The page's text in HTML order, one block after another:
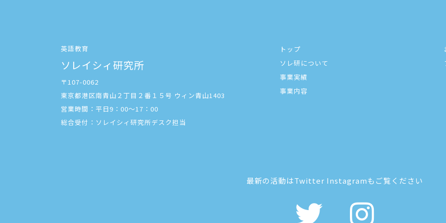
英語教育
ソレイシィ研究所
〒107-0062
東京都港区南青山２丁目２番１５号 ウィン青山1403
営業時間：平日9：00～17：00
総合受付：ソレイシィ研究所デスク担当
トップ
ソレ研について
事業実績
事業内容
最新の活動はTwitter Instagramもご覧ください